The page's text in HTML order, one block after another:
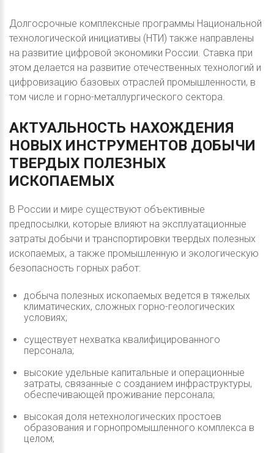
Долгосрочные комплексные программы Национальной
технологической инициативы (НТИ) также направлены
на развитие цифровой экономики России. Ставка при
этом делается на развитие отечественных технологий и
цифровизацию базовых отраслей промышленности, в
том числе и горно-металлургического сектора.
АКТУАЛЬНОСТЬ НАХОЖДЕНИЯ
НОВЫХ ИНСТРУМЕНТОВ ДОБЫЧИ
ТВЕРДЫХ ПОЛЕЗНЫХ
ИСКОПАЕМЫХ
В России и мире существуют объективные
предпосылки, которые влияют на эксплуатационные
затраты добычи и транспортировки твердых полезных
ископаемых, а также промышленную и экологическую
безопасность горных работ:
добыча полезных ископаемых ведется в тяжелых
климатических, сложных горно-геологических
условиях;
существует нехватка квалифицированного
персонала;
высокие удельные капитальные и операционные
затраты, связанные с созданием инфраструктуры,
обеспечивающей проживание персонала;
высокая доля нетехнологических простоев
образования и горнопромышленного комплекса в
целом;